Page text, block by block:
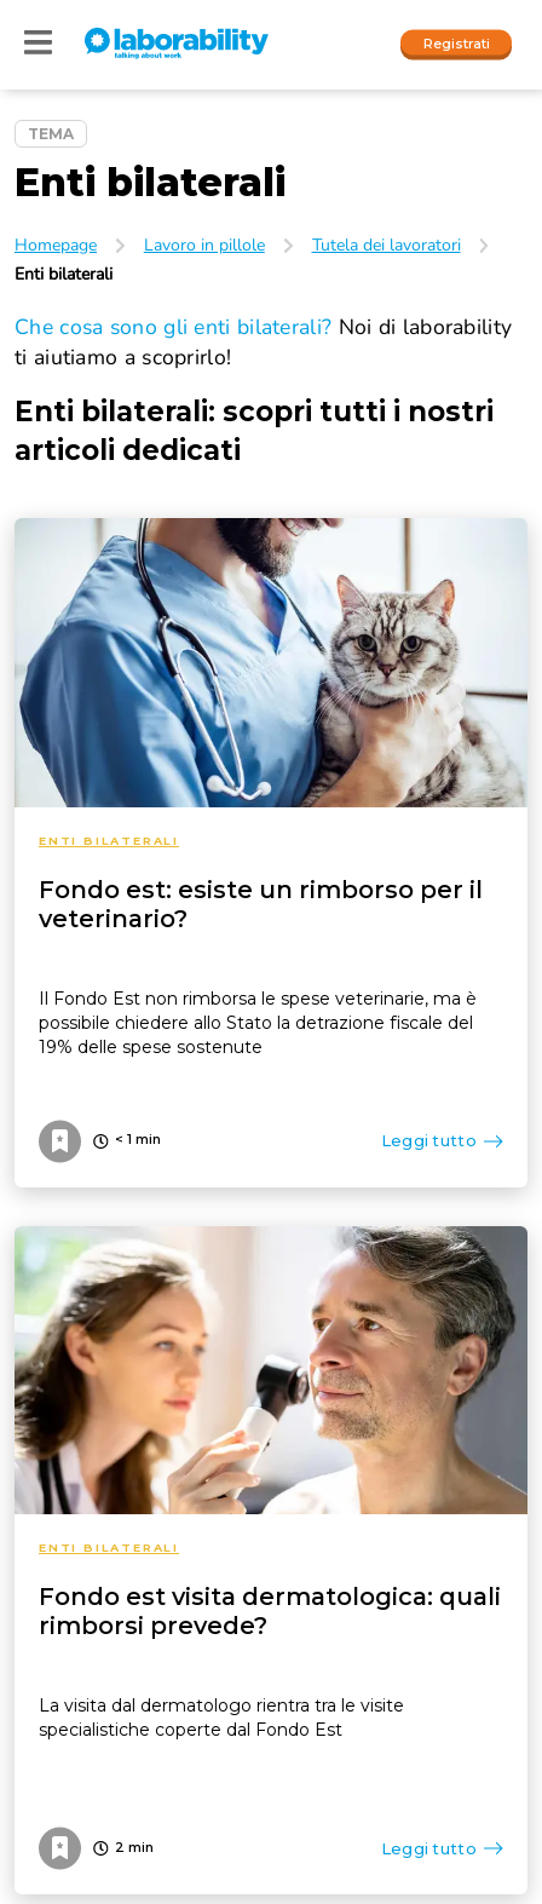
Registrati
Accedi
People
Company
TEMA
Enti bilaterali
Homepage Lavoro in pillole
Tutela dei lavoratori
Enti bilaterali
Che cosa sono gli enti bilaterali? Noi di laborability
ti aiutiamo a scoprirlo!
Enti bilaterali: scopri tutti i nostri
articoli dedicati
ENTI BILATERALI
Fondo est: esiste un rimborso per il
veterinario?
Il Fondo Est non rimborsa le spese veterinarie, ma è
possibile chiedere allo Stato la detrazione fiscale del
19% delle spese sostenute
< 1 min Leggi tutto
ENTI BILATERALI
Fondo est visita dermatologica: quali
rimborsi prevede?
La visita dal dermatologo rientra tra le visite
specialistiche coperte dal Fondo Est
2 min Leggi tutto